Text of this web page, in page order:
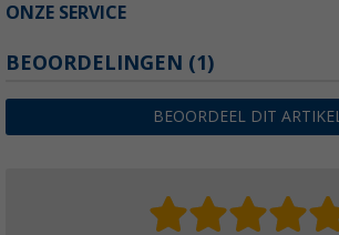
ONZE SERVICE
BEOORDELINGEN (1)
BEOORDEEL DIT ARTIKEL